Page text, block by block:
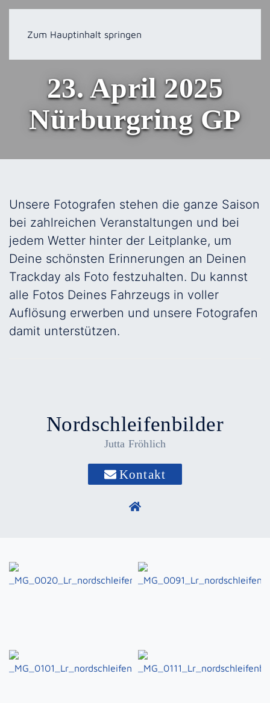
Zum Hauptinhalt springen
23. April 2025
Nürburgring GP
Unsere Fotografen stehen die ganze Saison
bei zahlreichen Veranstaltungen und bei
jedem Wetter hinter der Leitplanke, um
Deine schönsten Erinnerungen an Deinen
Trackday als Foto festzuhalten. Du kannst
alle Fotos Deines Fahrzeugs in voller
Auflösung erwerben und unsere Fotografen
damit unterstützen.
Nordschleifenbilder
Jutta Fröhlich
Kontakt